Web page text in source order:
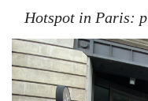
Hotspot in Paris: